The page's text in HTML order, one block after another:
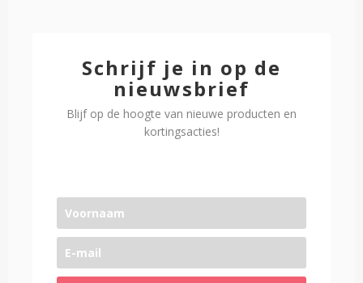
Schrijf je in op de
nieuwsbrief
Blijf op de hoogte van nieuwe producten en
kortingsacties!